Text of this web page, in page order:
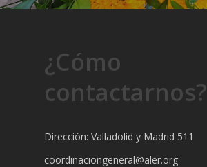
¿Cómo
contactarnos?
Dirección: Valladolid y Madrid 511
coordinaciongeneral@aler.org